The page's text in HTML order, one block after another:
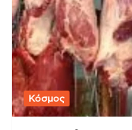
Κόσμος